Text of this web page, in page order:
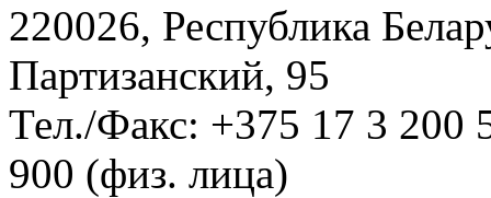
220026, Республика
Партизанский, 95
Тел./Факс: +375 17 3
900 (физ. лица)